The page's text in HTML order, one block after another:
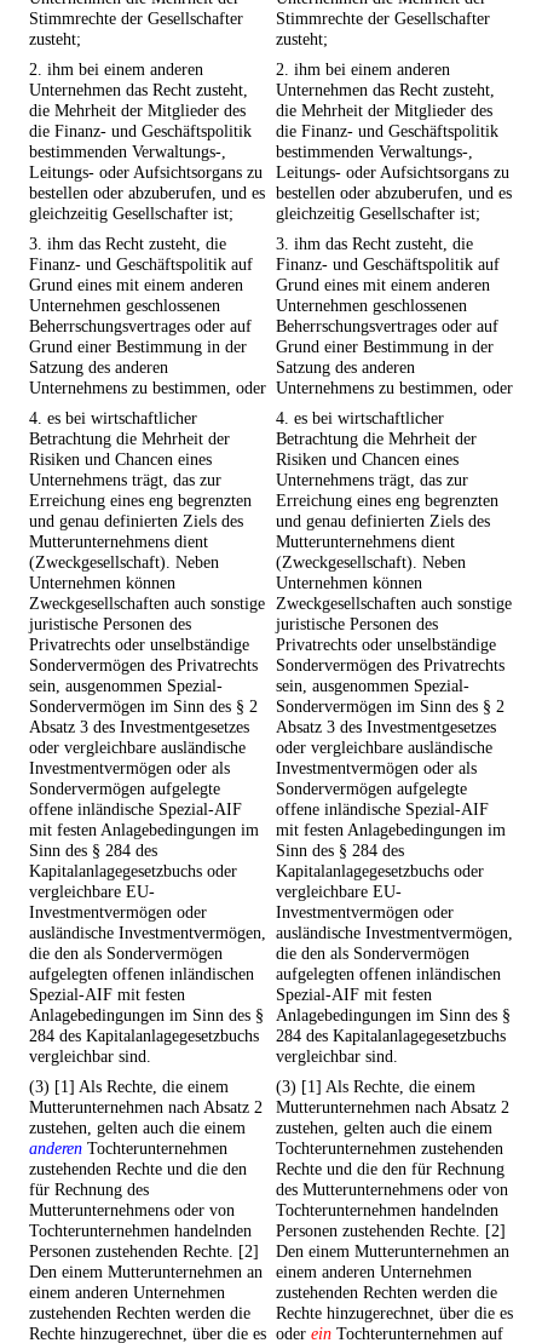
Stimmrechte der Gesellschafter
zusteht;
Stimmrechte der Gesellschafter
zusteht;
2. ihm bei einem anderen
Unternehmen das Recht zusteht,
die Mehrheit der Mitglieder des
die Finanz- und Geschäftspolitik
bestimmenden Verwaltungs-,
Leitungs- oder Aufsichtsorgans zu
bestellen oder abzuberufen, und es
gleichzeitig Gesellschafter ist;
2. ihm bei einem anderen
Unternehmen das Recht zusteht,
die Mehrheit der Mitglieder des
die Finanz- und Geschäftspolitik
bestimmenden Verwaltungs-,
Leitungs- oder Aufsichtsorgans zu
bestellen oder abzuberufen, und es
gleichzeitig Gesellschafter ist;
3. ihm das Recht zusteht, die
Finanz- und Geschäftspolitik auf
Grund eines mit einem anderen
Unternehmen geschlossenen
Beherrschungsvertrages oder auf
Grund einer Bestimmung in der
Satzung des anderen
Unternehmens zu bestimmen, oder
3. ihm das Recht zusteht, die
Finanz- und Geschäftspolitik auf
Grund eines mit einem anderen
Unternehmen geschlossenen
Beherrschungsvertrages oder auf
Grund einer Bestimmung in der
Satzung des anderen
Unternehmens zu bestimmen, oder
4. es bei wirtschaftlicher
Betrachtung die Mehrheit der
Risiken und Chancen eines
Unternehmens trägt, das zur
Erreichung eines eng begrenzten
und genau definierten Ziels des
Mutterunternehmens dient
(Zweckgesellschaft). Neben
Unternehmen können
Zweckgesellschaften auch sonstige
juristische Personen des
Privatrechts oder unselbständige
Sondervermögen des Privatrechts
sein, ausgenommen Spezial-
Sondervermögen im Sinn des § 2
Absatz 3 des Investmentgesetzes
oder vergleichbare ausländische
Investmentvermögen oder als
Sondervermögen aufgelegte
offene inländische Spezial-AIF
mit festen Anlagebedingungen im
Sinn des § 284 des
Kapitalanlagegesetzbuchs oder
vergleichbare EU-
Investmentvermögen oder
ausländische Investmentvermögen,
die den als Sondervermögen
aufgelegten offenen inländischen
Spezial-AIF mit festen
Anlagebedingungen im Sinn des §
284 des Kapitalanlagegesetzbuchs
vergleichbar sind.
4. es bei wirtschaftlicher
Betrachtung die Mehrheit der
Risiken und Chancen eines
Unternehmens trägt, das zur
Erreichung eines eng begrenzten
und genau definierten Ziels des
Mutterunternehmens dient
(Zweckgesellschaft). Neben
Unternehmen können
Zweckgesellschaften auch sonstige
juristische Personen des
Privatrechts oder unselbständige
Sondervermögen des Privatrechts
sein, ausgenommen Spezial-
Sondervermögen im Sinn des § 2
Absatz 3 des Investmentgesetzes
oder vergleichbare ausländische
Investmentvermögen oder als
Sondervermögen aufgelegte
offene inländische Spezial-AIF
mit festen Anlagebedingungen im
Sinn des § 284 des
Kapitalanlagegesetzbuchs oder
vergleichbare EU-
Investmentvermögen oder
ausländische Investmentvermögen,
die den als Sondervermögen
aufgelegten offenen inländischen
Spezial-AIF mit festen
Anlagebedingungen im Sinn des §
284 des Kapitalanlagegesetzbuchs
vergleichbar sind.
(3) [1] Als Rechte, die einem
Mutterunternehmen nach Absatz 2
zustehen, gelten auch die einem
anderen Tochterunternehmen
zustehenden Rechte und die den
für Rechnung des
Mutterunternehmens oder von
Tochterunternehmen handelnden
Personen zustehenden Rechte. [2]
Den einem Mutterunternehmen an
einem anderen Unternehmen
zustehenden Rechten werden die
Rechte hinzugerechnet, über die es
(3) [1] Als Rechte, die einem
Mutterunternehmen nach Absatz 2
zustehen, gelten auch die einem
Tochterunternehmen zustehenden
Rechte und die den für Rechnung
des Mutterunternehmens oder von
Tochterunternehmen handelnden
Personen zustehenden Rechte. [2]
Den einem Mutterunternehmen an
einem anderen Unternehmen
zustehenden Rechten werden die
Rechte hinzugerechnet, über die es
oder ein Tochterunternehmen auf